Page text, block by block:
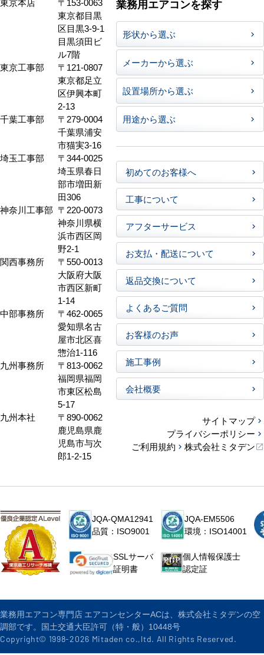
東京都目黒
区目黒3-9-1
目黒須田ビ
ル7階
東京工事部
〒121-0807
東京都足立
区伊興本町
2-13
千葉工事部
〒279-0004
千葉県浦安
市猫実3-16
埼玉工事部
〒344-0025
埼玉県春日
部市増田新
田306
神奈川工事部 〒220-0073
神奈川県横
浜市西区岡
野2-1
関西事務所
〒550-0013
大阪府大阪
市西区新町
1-14
中部事務所
〒462-0065
愛知県名古
屋市北区喜
惣治1-116
九州事務所
〒813-0062
福岡県福岡
市東区松島
5-17
九州本社
〒890-0062
鹿児島県鹿
児島市与次
郎1-2-15
業務用エアコンを探す
形状から選ぶ
メーカーから選ぶ
設置場所から選ぶ
用途から選ぶ
初めてのお客様へ
工事について
アフターサービス
お支払・配送について
返品交換について
よくあるご質問
お客様のお声
施工事例
会社概要
サイトマップ
プライバシーポリシー
ご利用規約
株式会社ミタデン
JQA-QMA12941
品質：ISO9001
JQA-EM5506
環境：ISO14001
SSLサーバ
証明書
個人情報保護士
認定証
業務用エアコン専門店 エアコンセンターACは、株式会社ミタデンの空
調部です。国土交通大臣許可（特・般）10448号
Copyright© 1998-2026 Mitaden co.,ltd. All Rights Reserved.